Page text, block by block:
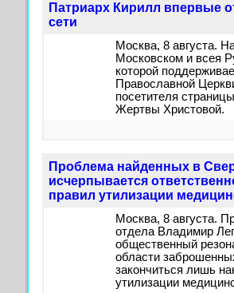
Патриарх Кирилл впервые
сети
Москва, 8 августа.
Московском и всея
которой
Православной
посетителя
Жертвы Христовой.
Проблема найденных в
исчерпывается
правил утилизации
Москва, 8 августа.
отдела Владимир
общественный
области
закончиться лишь
утилизации